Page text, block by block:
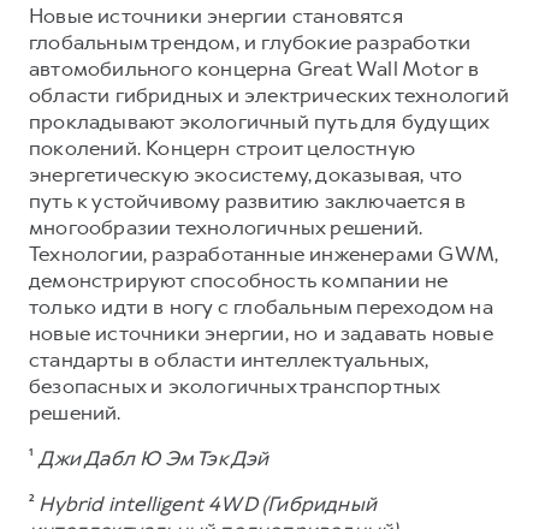
Новые источники энергии становятся
глобальным трендом, и глубокие разработки
автомобильного концерна Great Wall Motor в
области гибридных и электрических технологий
прокладывают экологичный путь для будущих
поколений. Концерн строит целостную
энергетическую экосистему, доказывая, что
путь к устойчивому развитию заключается в
многообразии технологичных решений.
Технологии, разработанные инженерами GWM,
демонстрируют способность компании не
только идти в ногу с глобальным переходом на
новые источники энергии, но и задавать новые
стандарты в области интеллектуальных,
безопасных и экологичных транспортных
решений.
¹Джи Дабл Ю Эм Тэк Дэй
²Hybrid intelligent 4WD (Гибридный